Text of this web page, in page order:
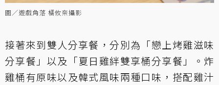
圖／遊戲角落 橘攸奈攝影
接著來到雙人分享餐，分別為「戀上烤雞滋味
分享餐」以及「夏日雞絆雙享桶分享餐」。炸
雞桶有原味以及韓式風味兩種口味，搭配雞汁